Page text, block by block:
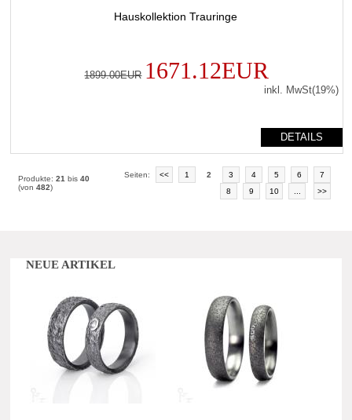
Hauskollektion Trauringe
1899.00EUR 1671.12EUR
inkl. MwSt(19%)
DETAILS
Produkte:21 bis40
(von482)
Seiten: << 1 2 3 4 5 6
7
8
9 10 >>
NEUE ARTIKEL